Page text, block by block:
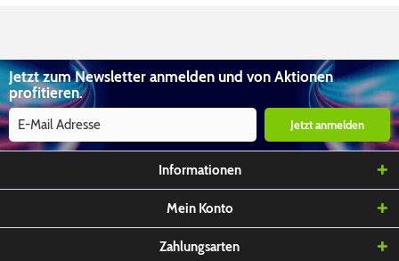
Jetzt zum Newsletter anmelden und von Aktionen
profitieren.
Jetzt anmelden
Informationen
Mein Konto
Zahlungsarten